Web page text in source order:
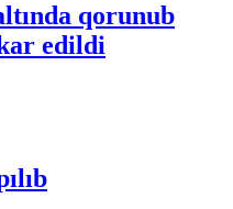
qorunub
edildi